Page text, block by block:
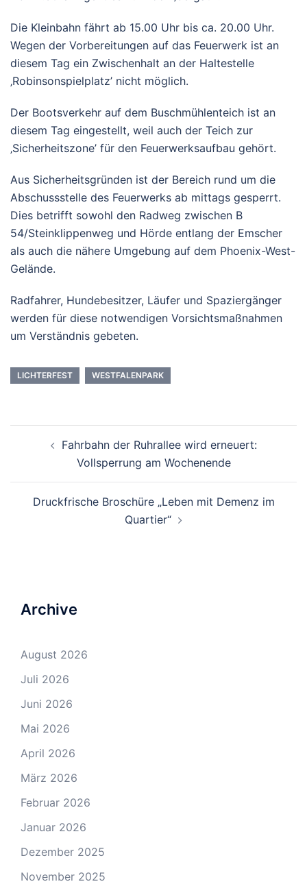
Die Kleinbahn fährt ab 15.00 Uhr bis ca. 20.00 Uhr.
Wegen der Vorbereitungen auf das Feuerwerk ist an
diesem Tag ein Zwischenhalt an der Haltestelle
‚Robinsonspielplatz’ nicht möglich.
Der Bootsverkehr auf dem Buschmühlenteich ist an
diesem Tag eingestellt, weil auch der Teich zur
‚Sicherheitszone’ für den Feuerwerksaufbau gehört.
Aus Sicherheitsgründen ist der Bereich rund um die
Abschussstelle des Feuerwerks ab mittags gesperrt.
Dies betrifft sowohl den Radweg zwischen B
54/Steinklippenweg und Hörde entlang der Emscher
als auch die nähere Umgebung auf dem Phoenix-West-
Gelände.
Radfahrer, Hundebesitzer, Läufer und Spaziergänger
werden für diese notwendigen Vorsichtsmaßnahmen
um Verständnis gebeten.
LICHTERFEST WESTFALENPARK
NavigationFahrbahn der Ruhrallee wird erneuert:
Vollsperrung am Wochenende
Druckfrische Broschüre „Leben mit Demenz im
Quartier“
Archive
August 2026
Juli 2026
Juni 2026
Mai 2026
April 2026
März 2026
Februar 2026
Januar 2026
Dezember 2025
November 2025